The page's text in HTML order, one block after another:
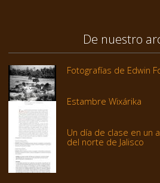
De nuestro
Fotografías de Edwin
Estambre Wixárika
Un día de clase en un
del norte de Jalisco